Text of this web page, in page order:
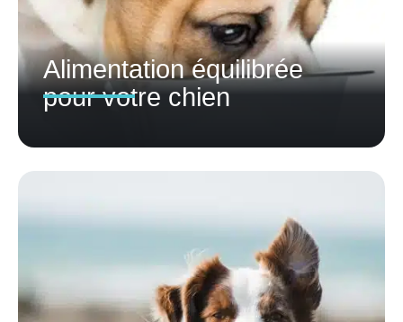
Alimentation équilibrée
pour votre chien